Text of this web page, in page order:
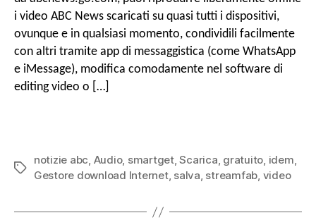
di
ABC
News
i video ABC News scaricati su quasi tutti i dispositivi,
ovunque e in qualsiasi momento, condividili facilmente
con altri tramite app di messaggistica (come WhatsApp
e iMessage), modifica comodamente nel software di
editing video o […]
Tag
notizie abc, Audio, smartget,Scarica, gratuito, idem,
Gestore download Internet, salva, streamfab, video